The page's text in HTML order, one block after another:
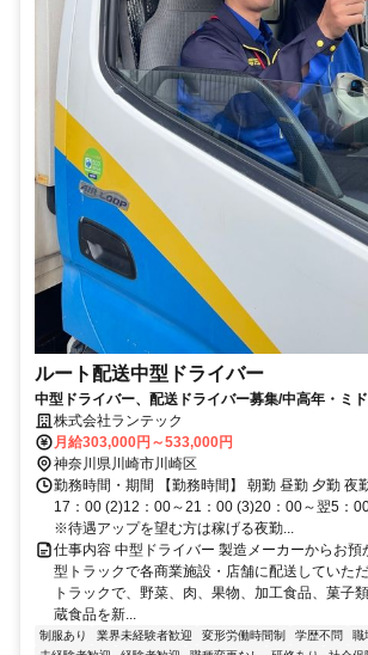
ルート配送中型ドライバー
中型ドライバー、配送ドライバー募集/中高年・ミ
ライム上場グループ企業 正社員
株式会社ランテック
月給303,000円～533,000円
神奈川県川崎市川崎区
勤務時間・期間 【勤務時間】 朝勤 昼勤 夕勤 夜
17：00 (2)12：00～21：00 (3)20：00～翌5：
※待遇アップを望む方は稼げる夜勤...
仕事内容 中型ドライバー 製造メーカーからお預
型トラックで各商業施設・店舗に配送していた
トラックで、野菜、肉、果物、加工食品、菓子
蔵食品を新...
制服あり 業界未経験者歓迎 変形労働時間制 学歴不問 職